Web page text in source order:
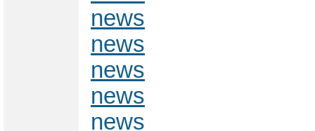
news
news
news
news
news